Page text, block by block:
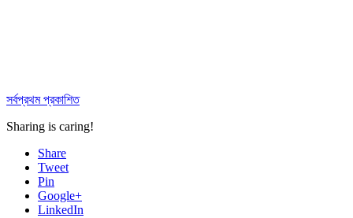
সর্বপ্রথম প্রকাশিত
Sharing is caring!
Share
Tweet
Pin
Google+
LinkedIn